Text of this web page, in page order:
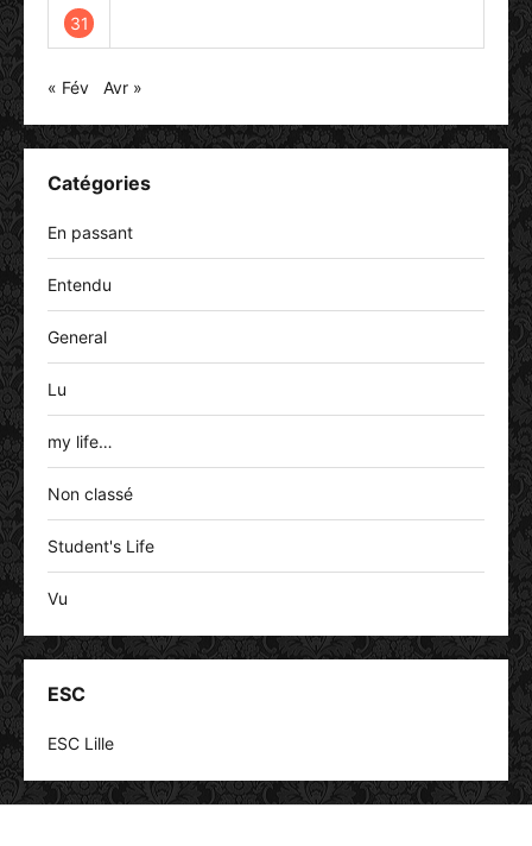
31
« Fév Avr »
Catégories
En passant
Entendu
General
Lu
my life…
Non classé
Student's Life
Vu
ESC
ESC Lille